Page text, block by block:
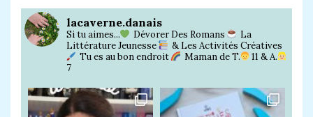
lacaverne.danais
Si tu aimes... Dévorer Des Romans
La
Littérature Jeunesse
& Les Activités Créatives
Tu es au bon endroit
Maman de T.
11 & A.
7